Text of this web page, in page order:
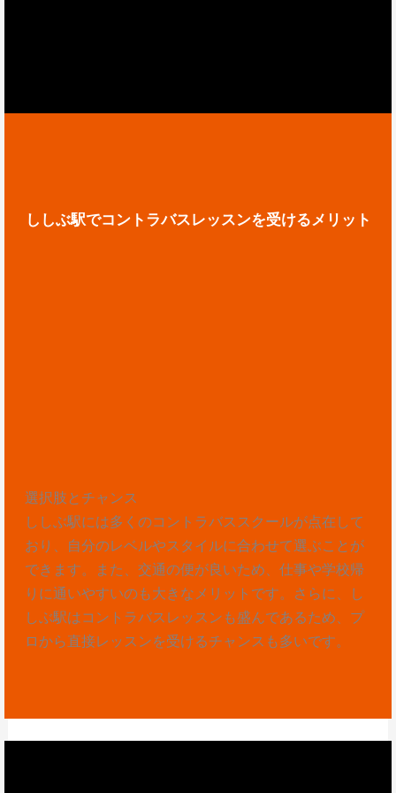
ししぶ駅でコントラバスレッスンを受けるメリット
選択肢とチャンス
ししぶ駅には多くのコントラバススクールが点在して
おり、自分のレベルやスタイルに合わせて選ぶことが
できます。また、交通の便が良いため、仕事や学校帰
りに通いやすいのも大きなメリットです。さらに、し
しぶ駅はコントラバスレッスンも盛んであるため、プ
ロから直接レッスンを受けるチャンスも多いです。